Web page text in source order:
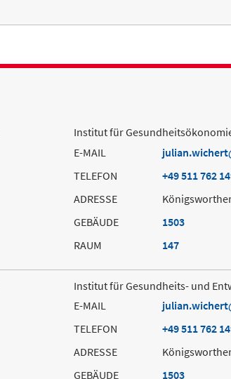
Institut für
E-MAIL
julian.wichert
TELEFON
+49 511 762
ADRESSE
GEBÄUDE
1503
RAUM
147
Institut für Gesundheits- und
E-MAIL
julian.wichert
TELEFON
+49 511 762
ADRESSE
GEBÄUDE
1503